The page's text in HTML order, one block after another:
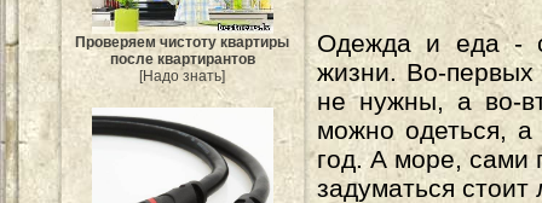
Проверяем чистоту квартиры
после квартирантов
[Надо знать]
Одежда и еда -
жизни. Во-первых
не нужны, а во-
можно одеться, а
год. А море, сами
задуматься